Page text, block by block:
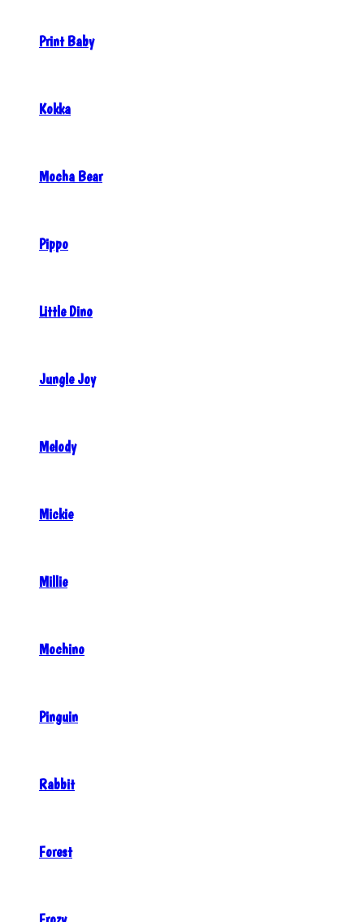
Print Baby
Kokka
Mocha Bear
Pippo
Little Dino
Jungle Joy
Melody
Mickie
Millie
Mochino
Pinguin
Rabbit
Forest